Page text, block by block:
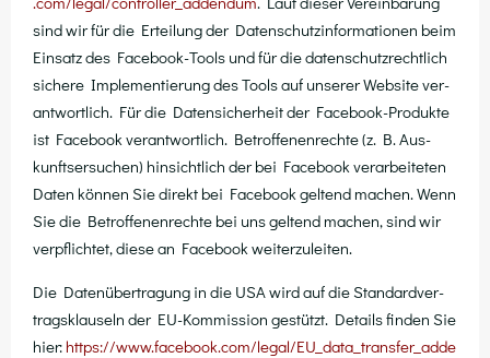
sind wir für die Ertei­lung der Daten­schutz­in­for­ma­tio­nen beim
Ein­satz des Face­book-Tools und für die daten­schutz­recht­lich
siche­re Imple­men­tie­rung des Tools auf unse­rer Web­site ver­
ant­wort­lich. Für die Daten­si­cher­heit der Face­book-Pro­duk­te
ist Face­book ver­ant­wort­lich. Betrof­fe­nen­rech­te (z. B. Aus­
kunfts­er­su­chen) hin­sicht­lich der bei Face­book ver­ar­bei­te­ten
Daten kön­nen Sie direkt bei Face­book gel­tend machen. Wenn
Sie die Betrof­fe­nen­rech­te bei uns gel­tend machen, sind wir
ver­pflich­tet, die­se an Face­book weiterzuleiten.
Die Daten­über­tra­gung in die USA wird auf die Stan­dard­ver­
trags­klau­seln der EU-Kom­mis­si­on gestützt. Details fin­den Sie
hier: https://​www​.face​book​.com/​l​e​g​a​l​/​E​U​_​d​a​t​a​_​t​r​a​n​s​f​e​r​_​a​d​d​e​